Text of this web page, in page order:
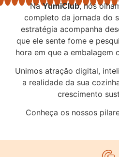
NaYumiClub, nós
completo da jornada do
estratégia acompanha
que ele sente fome e
hora em que a embalagem
Unimos atração digital,
a realidade da sua
crescimento
Conheça os nossos